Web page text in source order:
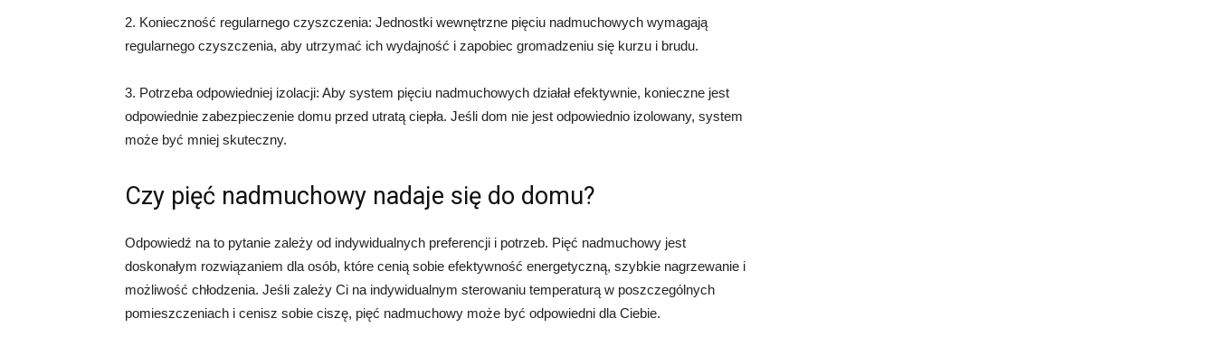
2. Konieczność regularnego czyszczenia: Jednostki wewnętrzne pięciu nadmuchowych wymagają
regularnego czyszczenia, aby utrzymać ich wydajność i zapobiec gromadzeniu się kurzu i brudu.
3. Potrzeba odpowiedniej izolacji: Aby system pięciu nadmuchowych działał efektywnie, konieczne jest
odpowiednie zabezpieczenie domu przed utratą ciepła. Jeśli dom nie jest odpowiednio izolowany, system
może być mniej skuteczny.
Czy pięć nadmuchowy nadaje się do domu?
Odpowiedź na to pytanie zależy od indywidualnych preferencji i potrzeb. Pięć nadmuchowy jest
doskonałym rozwiązaniem dla osób, które cenią sobie efektywność energetyczną, szybkie nagrzewanie i
możliwość chłodzenia. Jeśli zależy Ci na indywidualnym sterowaniu temperaturą w poszczególnych
pomieszczeniach i cenisz sobie ciszę, pięć nadmuchowy może być odpowiedni dla Ciebie.